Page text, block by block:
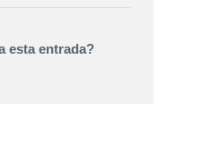
esta entrada?